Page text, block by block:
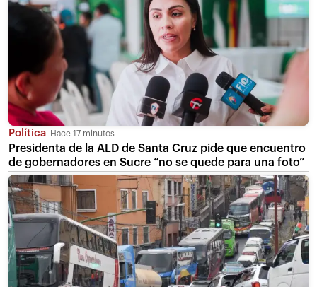
Política Hace 17 minutos
Presidenta de la ALD de Santa Cruz pide que encuentro
de gobernadores en Sucre “no se quede para una foto”